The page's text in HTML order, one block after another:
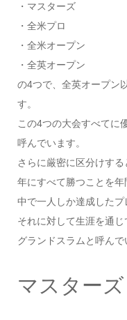
・マスターズ
・全米プロ
・全米オープン
・全英オープン
の4つで、全英オープン
す。
この4つの大会すべてに
呼んでいます。
さらに厳密に区分けす
年にすべて勝つことを
中で一人しか達成したプ
それに対して生涯を通
グランドスラムと呼んで
マスターズ